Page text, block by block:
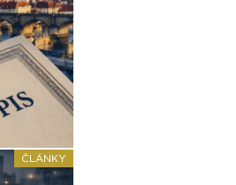
ČLÁNKY